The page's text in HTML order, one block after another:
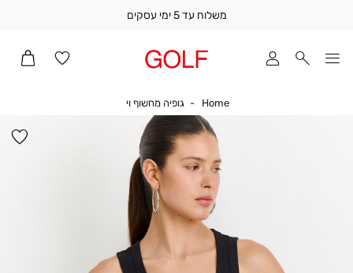
משלוח עד 5 ימי עסקים
Home
Homeגופיה מחשוף וי